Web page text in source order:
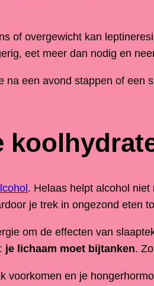
of overgewicht kan
eet meer dan nodig en
na een avond stappen of een
. Helaas helpt alcohol
je trek in ongezond eten
om de effecten van
je lichaam moet bijtanken.
voorkomen en je